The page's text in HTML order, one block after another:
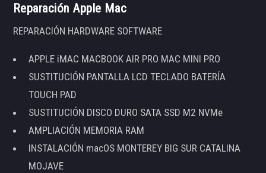
Reparación Apple Mac
REPARACIÓN HARDWARE SOFTWARE
APPLE iMAC MACBOOK AIR PRO MAC MINI PRO
SUSTITUCIÓN PANTALLA LCD TECLADO BATERÍA
TOUCH PAD
SUSTITUCIÓN DISCO DURO SATA SSD M2 NVMe
AMPLIACIÓN MEMORIA RAM
INSTALACIÓN macOS MONTEREY BIG SUR CATALINA
MOJAVE